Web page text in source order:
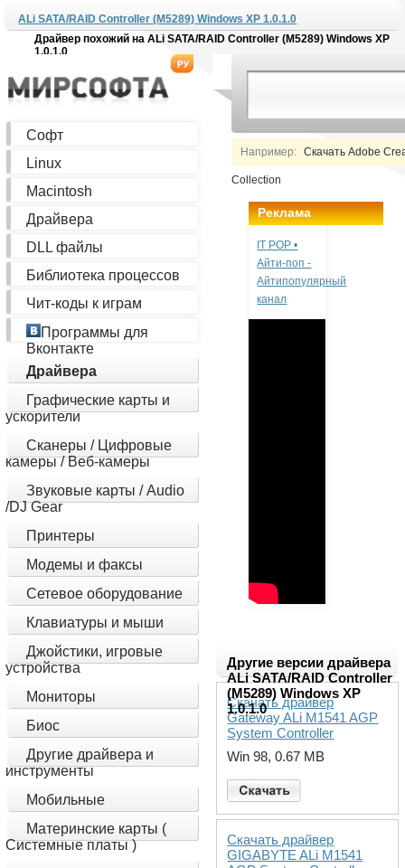
ALi SATA/RAID Controller (M5289) Windows XP 1.0.1.0
Драйвер похожий наALi SATA/RAID Controller (M5289) Windows XP
1.0.1.0
Например: Скачать Adobe
Collection
Софт
Linux
Macintosh
Драйвера
DLL файлы
Библиотека процессов
Чит-коды к играм
Программы для
Вконтакте
Драйвера
Графические карты и
ускорители
Сканеры / Цифровые
камеры / Веб-камеры
Звуковые карты / Audio
/DJ Gear
Принтеры
Модемы и факсы
Сетевое оборудование
Клавиатуры и мыши
Джойстики, игровые
устройства
Мониторы
Биос
Другие драйвера и
инструменты
Мобильные
Материнские карты (
Системные платы )
Реклама
IT POP •
Айти-поп -
Айтипопулярный
канал
Другие версии драйвера
ALi SATA/RAID Controller
(M5289) Windows XP
1.0.1.0
Скачать драйвер
Gateway ALi M1541 AGP
System Controller
Win 98, 0.67 MB
Скачать драйвер
GIGABYTE ALi M1541